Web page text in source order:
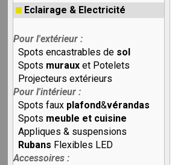
Eclairage & Electricité
Pour l'extérieur :
Spots encastrables de sol
Spots muraux et Potelets
Projecteurs extérieurs
Pour l'intérieur :
Spots faux plafond&vérandas
Spots meuble et cuisine
Appliques & suspensions
Rubans Flexibles LED
Accessoires :